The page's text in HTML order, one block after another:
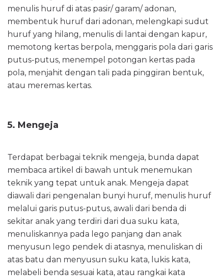
menulis huruf di atas pasir/ garam/ adonan,
membentuk huruf dari adonan, melengkapi sudut
huruf yang hilang, menulis di lantai dengan kapur,
memotong kertas berpola, menggaris pola dari garis
putus-putus, menempel potongan kertas pada
pola, menjahit dengan tali pada pinggiran bentuk,
atau meremas kertas.
5. Mengeja
Terdapat berbagai teknik mengeja, bunda dapat
membaca artikel di bawah untuk menemukan
teknik yang tepat untuk anak. Mengeja dapat
diawali dari pengenalan bunyi huruf, menulis huruf
melalui garis putus-putus, awali dari benda di
sekitar anak yang terdiri dari dua suku kata,
menuliskannya pada lego panjang dan anak
menyusun lego pendek di atasnya, menuliskan di
atas batu dan menyusun suku kata, lukis kata,
melabeli benda sesuai kata, atau rangkai kata